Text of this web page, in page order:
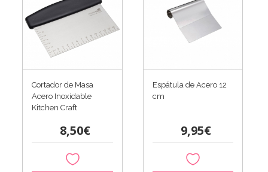
Cortador de Masa
Acero Inoxidable
Kitchen Craft
8,50€
Espátula de Acero 12
cm
9,95€